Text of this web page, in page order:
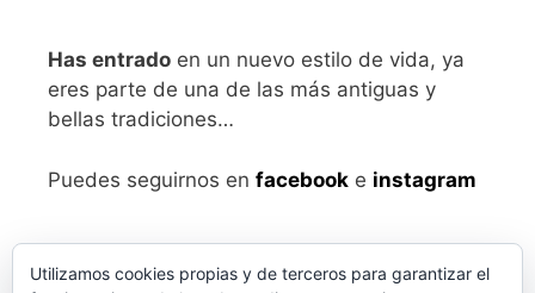
Has entrado en un nuevo estilo de vida, ya
eres parte de una de las más antiguas y
bellas tradiciones…
Puedes seguirnos en facebook e instagram
Utilizamos cookies propias y de terceros para garantizar el